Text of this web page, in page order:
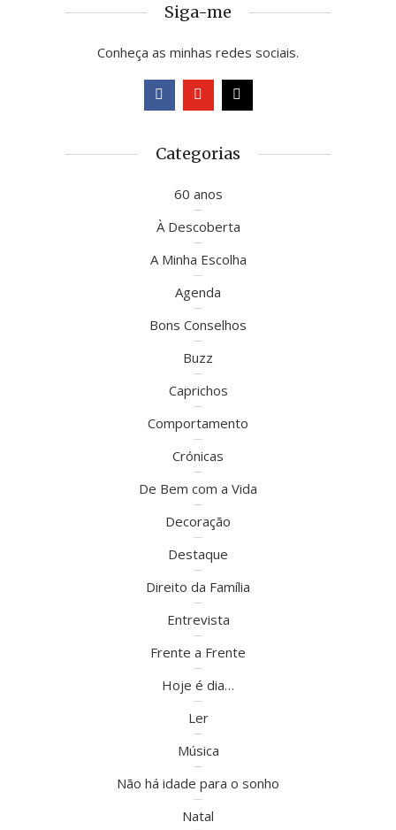
Siga-me
Conheça as minhas redes sociais.
Categorias
60 anos
À Descoberta
A Minha Escolha
Agenda
Bons Conselhos
Buzz
Caprichos
Comportamento
Crónicas
De Bem com a Vida
Decoração
Destaque
Direito da Família
Entrevista
Frente a Frente
Hoje é dia…
Ler
Música
Não há idade para o sonho
Natal